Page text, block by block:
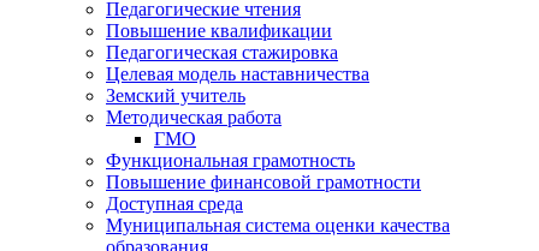
Педагогические чтения
Повышение квалификации
Педагогическая стажировка
Целевая модель наставничества
Земский учитель
Методическая работа
ГМО
Функциональная грамотность
Повышение финансовой грамотности
Доступная среда
Муниципальная система оценки качества